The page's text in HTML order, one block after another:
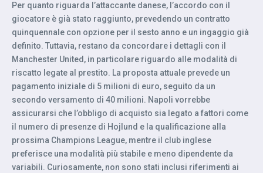
Per quanto riguarda l’attaccante danese, l’accordo con il
giocatore è già stato raggiunto, prevedendo un contratto
quinquennale con opzione per il sesto anno e un ingaggio già
definito. Tuttavia, restano da concordare i dettagli con il
Manchester United, in particolare riguardo alle modalità di
riscatto legate al prestito. La proposta attuale prevede un
pagamento iniziale di 5 milioni di euro, seguito da un
secondo versamento di 40 milioni. Napoli vorrebbe
assicurarsi che l’obbligo di acquisto sia legato a fattori come
il numero di presenze di Hojlund e la qualificazione alla
prossima Champions League, mentre il club inglese
preferisce una modalità più stabile e meno dipendente da
variabili. Curiosamente, non sono stati inclusi riferimenti ai